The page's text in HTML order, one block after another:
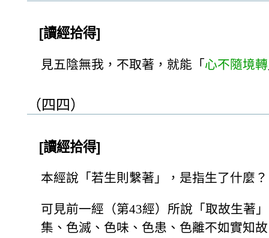
[讀經拾得]
見五陰無我，不取著，就能「心不隨境轉
（四四）
[讀經拾得]
本經說「若生則繫著」，是指生了什麼？
可見前一經（第43經）所說「取故生著
集、色滅、色味、色患、色離不如實知